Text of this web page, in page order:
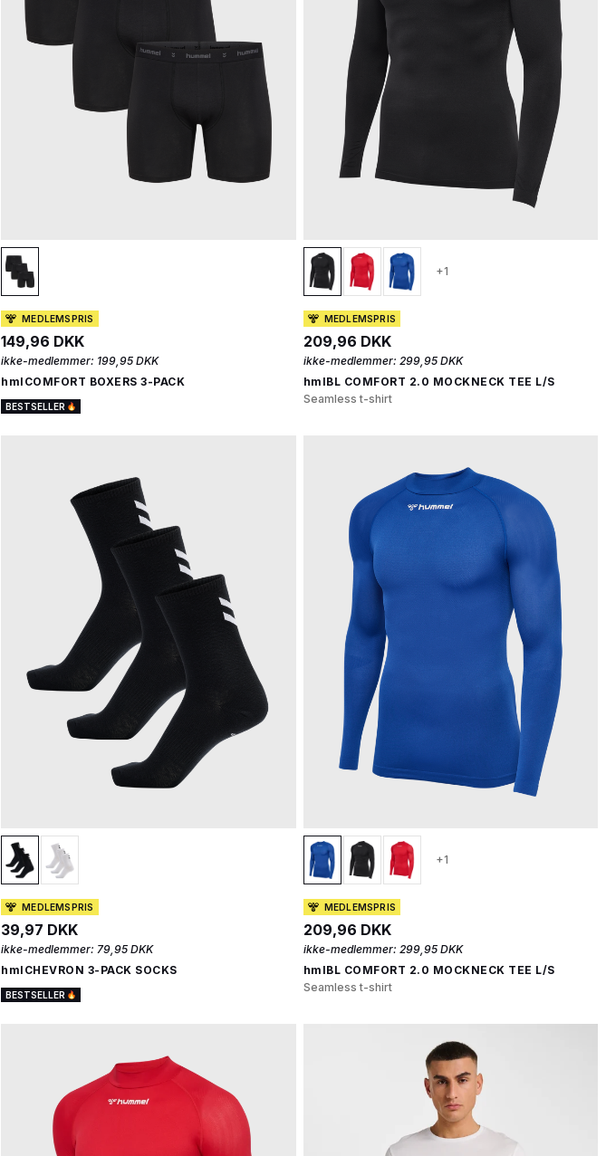
MEDLEMSPRIS
149,96 DKK
ikke-medlemmer: 199,95 DKK
hmlCOMFORT BOXERS 3-PACK
BESTSELLER
+1
MEDLEMSPRIS
209,96 DKK
ikke-medlemmer: 299,95 DKK
hmlBL COMFORT 2.0 MOCKNECK TEE L/S
Seamless t-shirt
MEDLEMSPRIS
39,97 DKK
ikke-medlemmer: 79,95 DKK
hmlCHEVRON 3-PACK SOCKS
BESTSELLER
+1
MEDLEMSPRIS
209,96 DKK
ikke-medlemmer: 299,95 DKK
hmlBL COMFORT 2.0 MOCKNECK TEE L/S
Seamless t-shirt